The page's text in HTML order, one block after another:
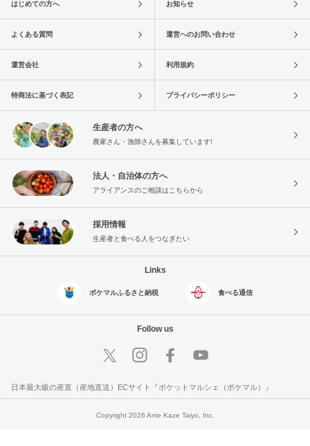
はじめての方へ お知らせ
よくある質問 運営へのお問い合わせ
運営会社 利用規約
特商法に基づく表記 プライバシーポリシー
生産者の方へ
農家さん・漁師さんを募集しています!
法人・自治体の方へ
アライアンスのご相談はこちらから
採用情報
生産者と食べる人をつなぎたい
Links
ポケマルふるさと納税 食べる通信
Follow us
日本最大級の産直（産地直送）ECサイト『ポケットマルシェ（ポケマル）』
Copyright 2026 Ame Kaze Taiyo, Inc.